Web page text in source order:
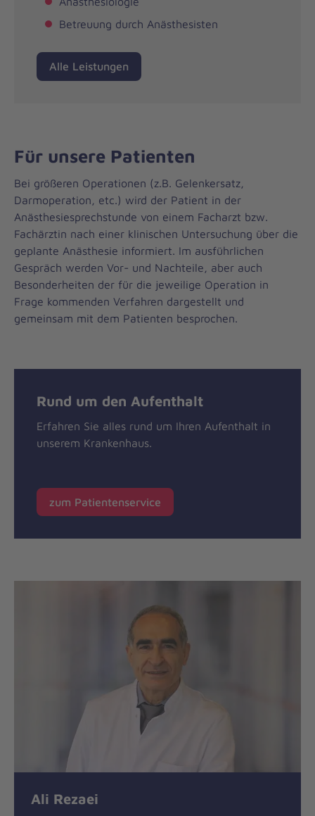
Betreuung durch Anästhesisten
Alle Leistungen
Für unsere Patienten
Bei größeren Operationen (z.B. Gelenkersatz,
Darmoperation, etc.) wird der Patient in der
Anästhesiesprechstunde von einem Facharzt bzw.
Fachärztin nach einer klinischen Untersuchung über die
geplante Anästhesie informiert. Im ausführlichen
Gespräch werden Vor- und Nachteile, aber auch
Besonderheiten der für die jeweilige Operation in
Frage kommenden Verfahren dargestellt und
gemeinsam mit dem Patienten besprochen.
Rund um den Aufenthalt
Erfahren Sie alles rund um Ihren Aufenthalt in
unserem Krankenhaus.
zum Patientenservice
Ali Rezaei